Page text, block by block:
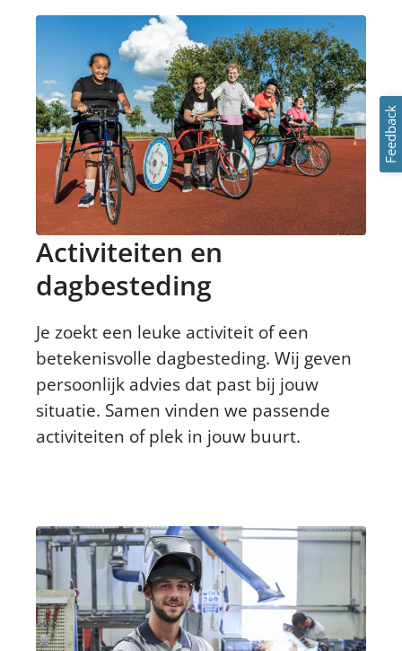
Feedback
Activiteiten en
dagbesteding
Je zoekt een leuke activiteit of een
betekenisvolle dagbesteding. Wij geven
persoonlijk advies dat past bij jouw
situatie. Samen vinden we passende
activiteiten of plek in jouw buurt.